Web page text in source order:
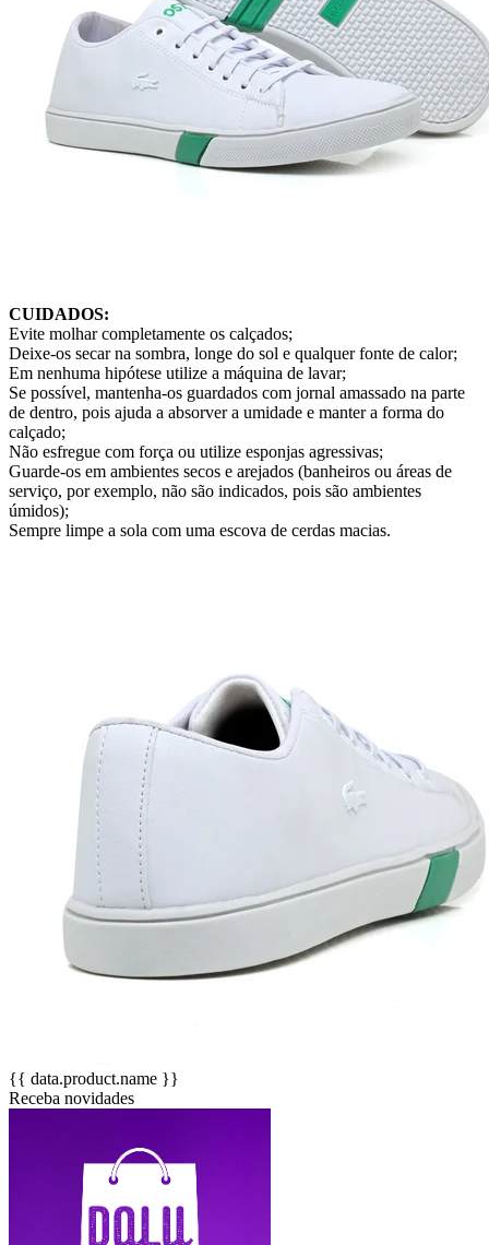
CUIDADOS:
Evite molhar completamente os calçados;
Deixe-os secar na sombra, longe do sol e qualquer fonte de calor;
Em nenhuma hipótese utilize a máquina de lavar;
Se possível, mantenha-os guardados com jornal amassado na parte
de dentro, pois ajuda a absorver a umidade e manter a forma do
calçado;
Não esfregue com força ou utilize esponjas agressivas;
Guarde-os em ambientes secos e arejados (banheiros ou áreas de
serviço, por exemplo, não são indicados, pois são ambientes
úmidos);
Sempre limpe a sola com uma escova de cerdas macias.
{{ data.product.name }}
Receba novidades